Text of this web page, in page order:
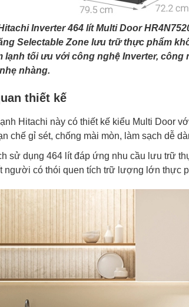
Inverter 464 lít Multi Door
Selectable Zone lưu trữ thực phẩm
lạnh tối ưu với công nghệ Inverter,
nhàng.
thiết kế
Hitachi này có thiết kế kiểu Multi Door
chế gỉ sét, chống mài mòn, làm sạch dễ
sử dụng 464 lít đáp ứng nhu cầu lưu trữ
người có thói quen tích trữ lượng lớn thực